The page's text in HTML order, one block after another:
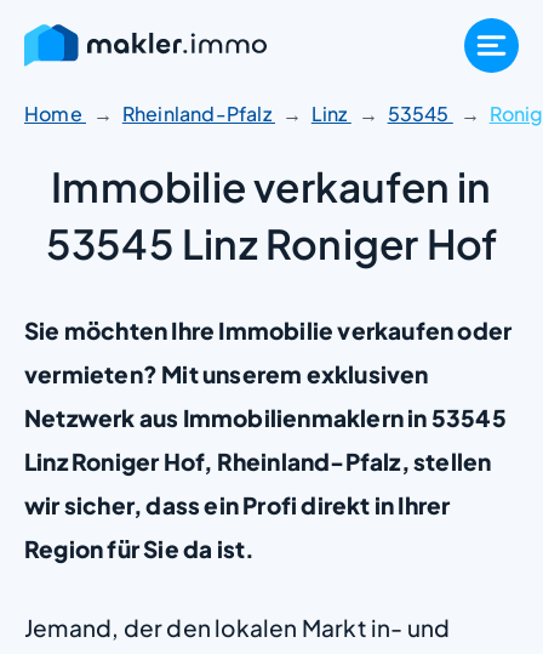
Zum
Inhalt
springen
Home Rheinland-Pfalz Linz 53545
Immobilie verkaufen in
53545 Linz Roniger Hof
Sie möchten Ihre Immobilie verkaufen oder
vermieten? Mit unserem exklusiven
Netzwerk aus Immobilienmaklern in 53545
Linz Roniger Hof, Rheinland-Pfalz, stellen
wir sicher, dass ein Profi direkt in Ihrer
Region für Sie da ist.
Jemand, der den lokalen Markt in- und